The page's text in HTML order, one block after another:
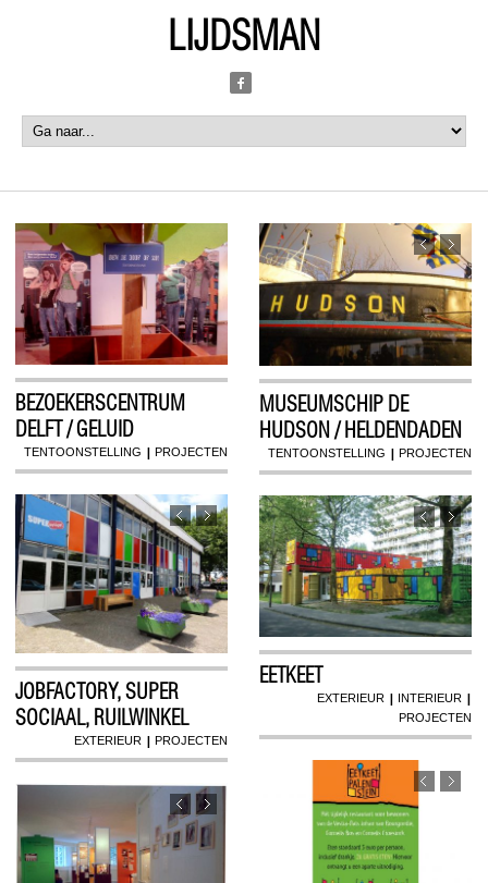
LIJDSMAN
BEZOEKERSCENTRUM
DELFT / GELUID
TENTOONSTELLING | PROJECTEN
MUSEUMSCHIP DE
HUDSON / HELDENDADEN
TENTOONSTELLING | PROJECTEN
JOBFACTORY, SUPER
SOCIAAL, RUILWINKEL
EXTERIEUR | PROJECTEN
EETKEET
EXTERIEUR | INTERIEUR |
PROJECTEN